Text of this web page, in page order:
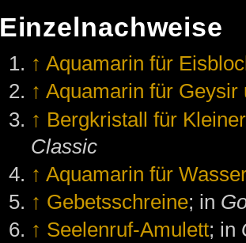
Einzelnachweise
↑ Aquamarin für
↑ Aquamarin für Geysir
↑ Bergkristall für
Classic
↑ Aquamarin für
↑ Gebetsschreine; in
↑ Seelenruf-Amulett; in